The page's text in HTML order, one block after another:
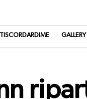
GALLERY